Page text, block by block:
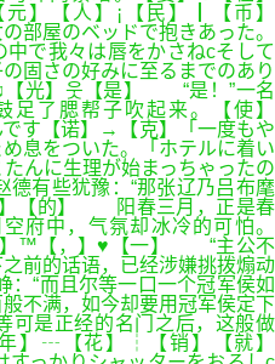
】【人】¡【民】┃【币】
部屋のベッドで抱きあった。
で我々は唇をかさねcそして
固さの好みに至るまでのあり
【光】웃【是】 “是！”一名
了腮帮子吹起来。【使】
す【诺】→【克】「一度もや
息をついた。「ホテルに着い
んに生理が始まっちゃったの
有些犹豫：“那张辽乃吕布麾
】【的】 阳春三月，正是春
府中，气氛却冰冷的可怕。
】™【，】♥【一】 “主公不
前的话语，已经涉嫌挑拨煽动
：“而且尔等一口一个冠军侯如
不满，如今却要用冠军侯定下
可是正经的名门之后，这般做
】┄【花】┆【销】【就】